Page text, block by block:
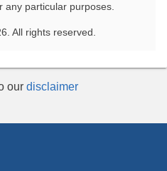
particular purposes.
All rights reserved.
our disclaimer